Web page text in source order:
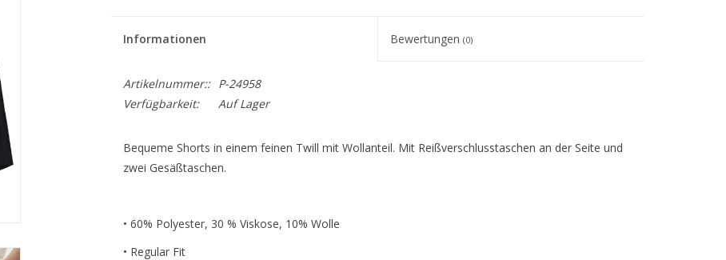
Informationen Bewertungen(0)
Artikelnummer::
P-24958
Verfügbarkeit:
Auf Lager
Bequeme Shorts in einem feinen Twill mit Wollanteil. Mit Reißverschlusstaschen an der Seite und
zwei Gesäßtaschen.
• 60% Polyester, 30 % Viskose, 10% Wolle
• Regular Fit